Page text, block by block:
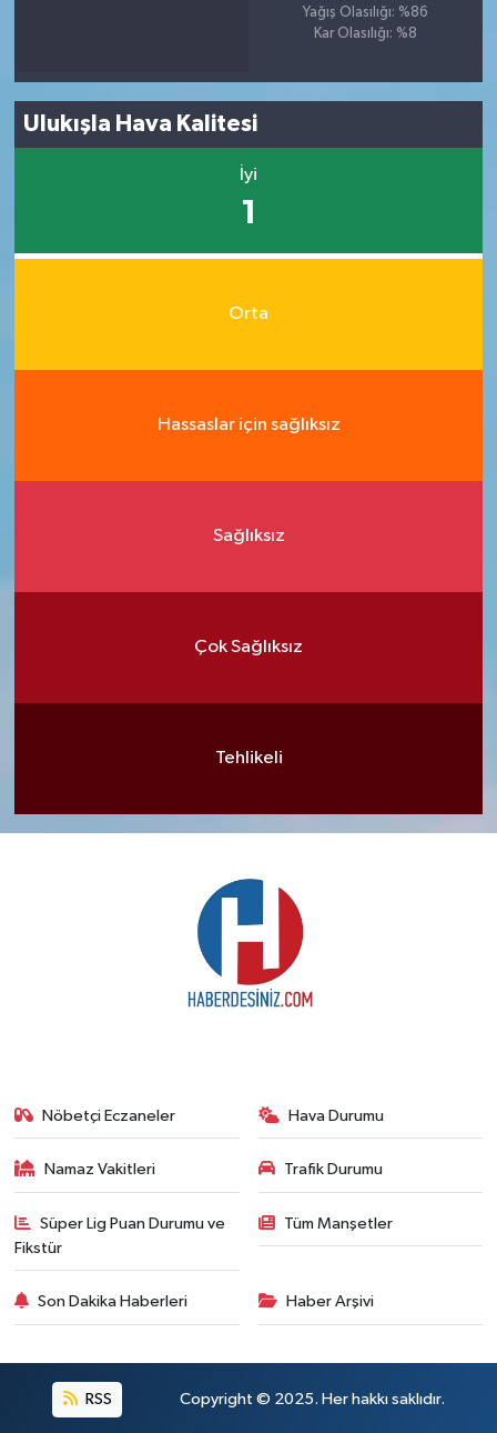
Yağış Olasılığı: %86
Kar Olasılığı: %8
Ulukışla Hava Kalitesi
İyi
1
Orta
Hassaslar için sağlıksız
Sağlıksız
Çok Sağlıksız
Tehlikeli
Nöbetçi Eczaneler Hava Durumu
Namaz Vakitleri Trafik Durumu
Süper Lig Puan Durumu ve
Fikstür
Tüm Manşetler
Son Dakika Haberleri Haber Arşivi
RSS Copyright © 2025. Her hakkı saklıdır.